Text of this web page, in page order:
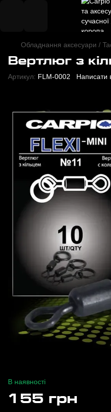
Обладнання аксесуари /
Вертлюг з
Артикул: FLM-0002 Написати
В наявності
155 грн